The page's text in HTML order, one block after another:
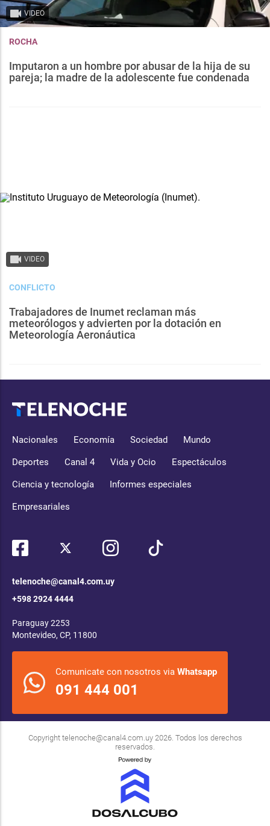
VIDEO
ROCHA
Imputaron a un hombre por abusar de la hija de su
pareja; la madre de la adolescente fue condenada
VIDEO
CONFLICTO
Trabajadores de Inumet reclaman más
meteorólogos y advierten por la dotación en
Meteorología Aeronáutica
Nacionales Economía Sociedad Mundo
Deportes Canal 4 Vida y Ocio Espectáculos
Ciencia y tecnología Informes especiales
Empresariales
telenoche@canal4.com.uy
+598 2924 4444
Paraguay 2253
Montevideo, CP, 11800
Comunicate con nosotros via Whatsapp
091 444 001
Copyright telenoche@canal4.com.uy2026. Todos los derechos
reservados.